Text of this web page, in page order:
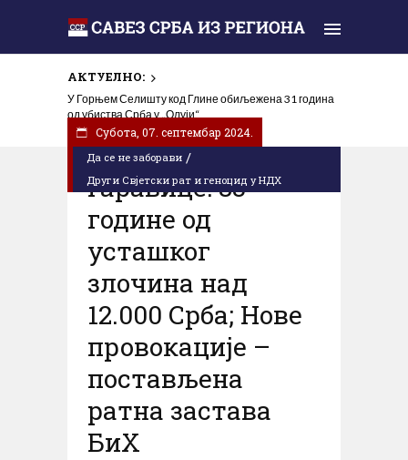
АКТУЕЛНО:
У Горњем Селишту код Глине обиљежена 31 година
од убиства Срба у „Олуји“
Да се не заборави /
Други Свјетски рат и геноцид у НДХ
Субота, 07. септембар 2024.
Гаравице: 83
године од
усташког
злочина над
12.000 Срба; Нове
провокације –
постављена
ратна застава
БиХ